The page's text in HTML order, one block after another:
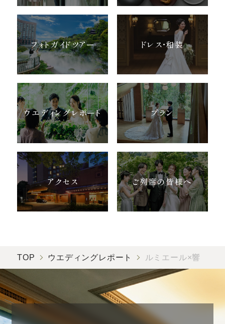
フォトガイドツアー ドレス・和装
ウエディングレポート プラン
アクセス ご列席の皆様へ
TOP ウエディングレポート ルミエール×響